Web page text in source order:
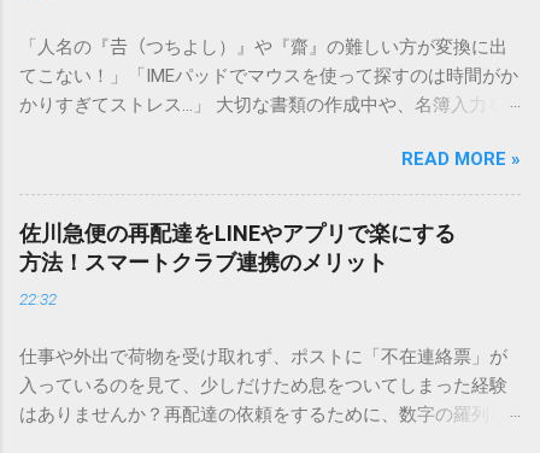
「人名の『𠮷（つちよし）』や『齋』の難しい方が変換に出
てこない！」「IMEパッドでマウスを使って探すのは時間がか
かりすぎてストレス…」 大切な書類の作成中や、名簿入力を
てしまいますよね。多くの人が「IMEパッド（手書き入力）」
を使いますが、実はマウスで一画ずつ書くのは非効率です
し、似た漢字が多すぎて結局見つからないことも少なくあり
ません。 そこで今回は、IMEパッドを使わずに、特定のコー
ドを打ち込むだけで一瞬で旧字や外字、特殊記号を呼び出す
「文字コード入力」のテクニックを詳しく解説します。 この
必要はありません。 1. なぜ「変換」しても旧字・外字が出て
こないのか？ そもそも、なぜ普通の変換で出てこない漢字が
あるのでしょうか。その理由は、パソコンが文字を認識する
READ MORE »
佐川急便の再配達をLINEやアプリで楽にする
方法！スマートクラブ連携のメリット
22:32
仕事や外出で荷物を受け取れず、ポストに「不在連絡票」が
入っているのを見て、少しだけため息をついてしまった経験
はありませんか？再配達の依頼をするために、数字の羅列を